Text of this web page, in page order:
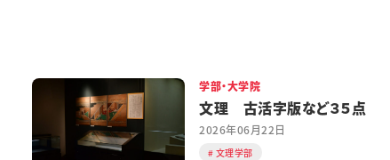
学部・大学院
文理 古活字版など３５点
2026年06月22日
文理学部